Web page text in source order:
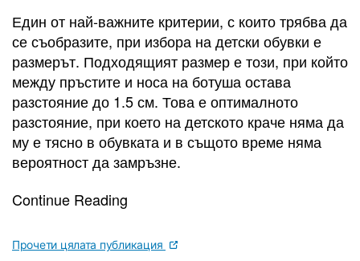
Един от най-важните критерии, с които трябва да
се съобразите, при избора на детски обувки е
размерът. Подходящият размер е този, при който
между пръстите и носа на ботуша остава
разстояние до 1.5 см. Това е оптималното
разстояние, при което на детското краче няма да
му е тясно в обувката и в същото време няма
вероятност да замръзне.
Continue Reading
Прочети цялата публикация